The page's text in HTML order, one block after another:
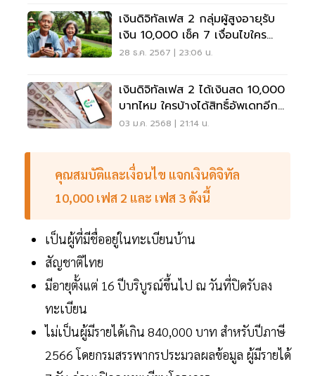
เงินดิจิทัลเฟส 2 กลุ่มผู้สูงอายุรับ
เงิน 10,000 เช็ค 7 เงื่อนไขใคร
พลาดสิทธิ์
28 ธ.ค. 2567 | 23:06 น.
เงินดิจิทัลเฟส 2 ได้เงินสด 10,000
บาทไหม ใครบ้างได้สิทธิ์อัพเดทอีก
รอบดูเลย
03 ม.ค. 2568 | 21:14 น.
คุณสมบัติและเงื่อนไข แจกเงินดิจิทัล
10,000 เฟส 2 และ เฟส 3 ดังนี้
เป็นผู้ที่มีชื่ออยู่ในทะเบียนบ้าน
สัญชาติไทย
มีอายุตั้งแต่ 16 ปีบริบูรณ์ขึ้นไป ณ วันที่ปิดรับลง
ทะเบียน
ไม่เป็นผู้มีรายได้เกิน 840,000 บาท สำหรับปีภาษี
2566 โดยกรมสรรพากรประมวลผลข้อมูล ผู้มีรายได้